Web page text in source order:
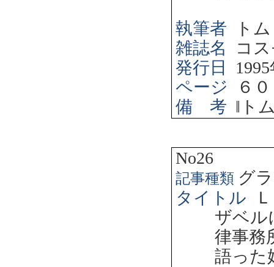
執筆者
ト
雑誌名
コ
発行日
1995
ページ
６
備 考 ‖ ト
No26
記事種類 グ
タイトル
ザベル
律事務
語った